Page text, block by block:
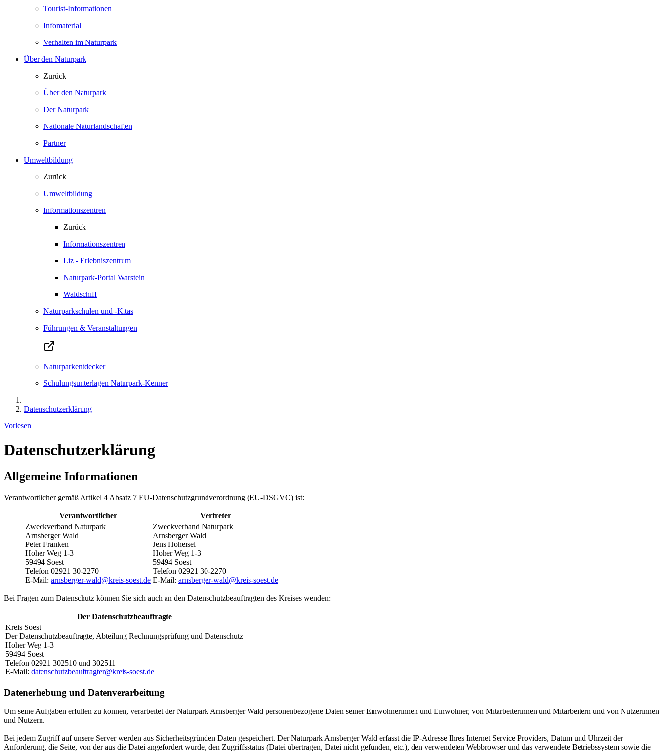
Tourist-Informationen
Infomaterial
Verhalten im Naturpark
Über den Naturpark
Zurück
Über den Naturpark
Der Naturpark
Nationale Naturlandschaften
Partner
Umweltbildung
Zurück
Umweltbildung
Informationszentren
Zurück
Informationszentren
Liz - Erlebniszentrum
Naturpark-Portal Warstein
Waldschiff
Naturparkschulen und -Kitas
Führungen & Veranstaltungen
Naturparkentdecker
Schulungsunterlagen Naturpark-Kenner
Datenschutzerklärung
Vorlesen
Datenschutzerklärung
Allgemeine Informationen
Verantwortlicher gemäß Artikel 4 Absatz 7 EU-Datenschutzgrundverordnung (EU-DSGVO) ist:
Verantwortlicher
Vertreter
Zweckverband Naturpark
Arnsberger Wald
Peter Franken
Hoher Weg 1-3
59494 Soest
Telefon 02921 30-2270
E-Mail: arnsberger-wald@​kreis-soest.de
Zweckverband Naturpark
Arnsberger Wald
Jens Hoheisel
Hoher Weg 1-3
59494 Soest
Telefon 02921 30-2270
E-Mail: arnsberger-wald@​kreis-soest.de
Bei Fragen zum Datenschutz können Sie sich auch an den Datenschutzbeauftragten des Kreises wenden:
Der Datenschutzbeauftragte
Kreis Soest
Der Datenschutzbeauftragte, Abteilung Rechnungsprüfung und Datenschutz
Hoher Weg 1-3
59494 Soest
Telefon 02921 302510 und 302511
E-Mail: datenschutzbeauftragter@​kreis-soest.de
Datenerhebung und Datenverarbeitung
Um seine Aufgaben erfüllen zu können, verarbeitet der Naturpark Arnsberger Wald personenbezogene Daten seiner Einwohnerinnen und Einwohner, von Mitarbeiterinnen und Mitarbeitern und von Nutzerinnen
und Nutzern.
Bei jedem Zugriff auf unsere Server werden aus Sicherheitsgründen Daten gespeichert. Der Naturpark Arnsberger Wald erfasst die IP-Adresse Ihres Internet Service Providers, Datum und Uhrzeit der
Anforderung, die Seite, von der aus die Datei angefordert wurde, den Zugriffsstatus (Datei übertragen, Datei nicht gefunden, etc.), den verwendeten Webbrowser und das verwendete Betriebssystem sowie die